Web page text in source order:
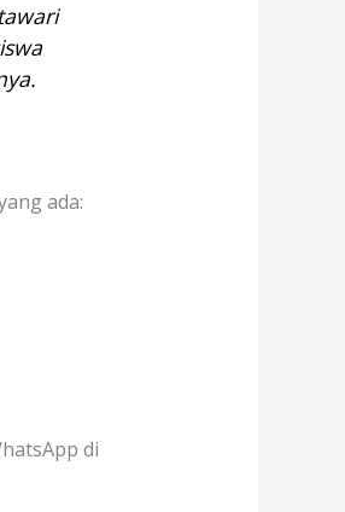
ada:
di